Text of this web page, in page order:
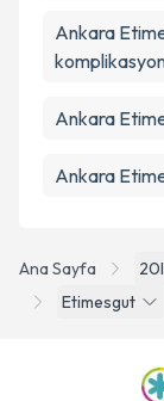
Ana Sayfa
Etimesgut
Ankara
Ankara
Ankara